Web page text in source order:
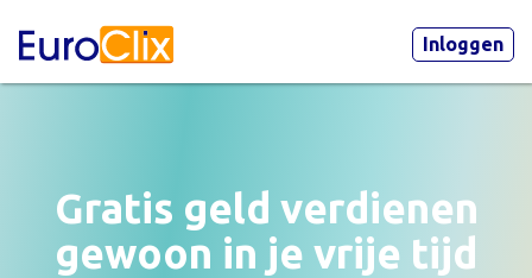
Inloggen
Gratis geld verdienen
gewoon in je vrije tijd